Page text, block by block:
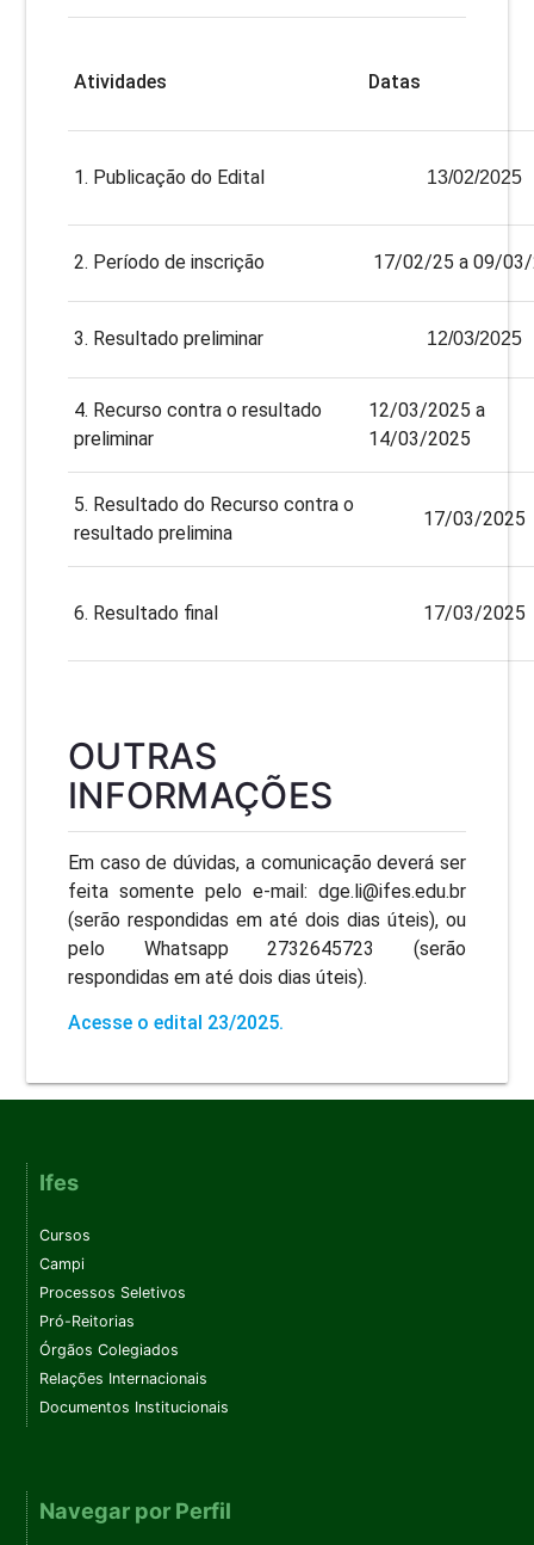
Atividades Datas
1. Publicação do Edital 13/02/2025
2. Período de inscrição 17/02/25 a 09/
3. Resultado preliminar 12/03/2025
4. Recurso contra o resultado
preliminar
12/03/2025 a
14/03/2025
5. Resultado do Recurso contra o
resultado prelimina
17/03/2025
6. Resultado final 17/03/2025
OUTRAS
INFORMAÇÕES
Em caso de dúvidas, a comunicação deverá ser
feita somente pelo e-mail: dge.li@ifes.edu.br
(serão respondidas em até dois dias úteis), ou
pelo Whatsapp 2732645723 (serão
respondidas em até dois dias úteis).
Acesse o edital 23/2025.
Ifes
Cursos
Campi
Processos Seletivos
Pró-Reitorias
Órgãos Colegiados
Relações Internacionais
Documentos Institucionais
Navegar por Perfil